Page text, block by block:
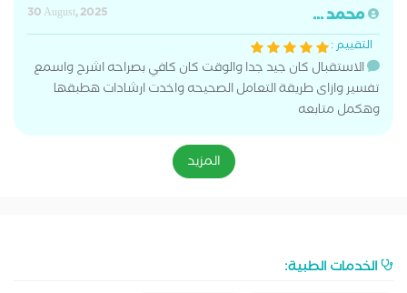
محمد ...
30 August, 2025
التقييم :
الاستقبال كان جيد جدا والوقت كان كافي بصراحه اشرح واسمع
تفسير وازاى طريقة التعامل الصحيحه واخدت ارشادات هطبقها
وهكمل متابعه
المزيد
الخدمات الطبية: